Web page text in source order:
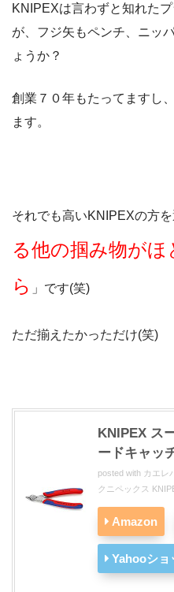
KNIPEXは言わずと知れた
が、フジ矢もペンチ、ニッ
ょうか？
創業７０年もたってますし
ます。
それでも高いKNIPEXの方を
る他の掴み物が
ら 」です(笑)
ただ揃えたかっただけ(笑)
KNIPEX ス
ードキャッ
posted with カエレ
クニペックス
Amazon
Yahooショ